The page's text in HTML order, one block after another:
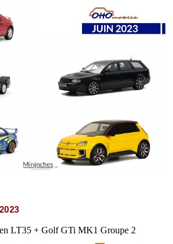
LT35 + Golf GTi MK1 Groupe 2